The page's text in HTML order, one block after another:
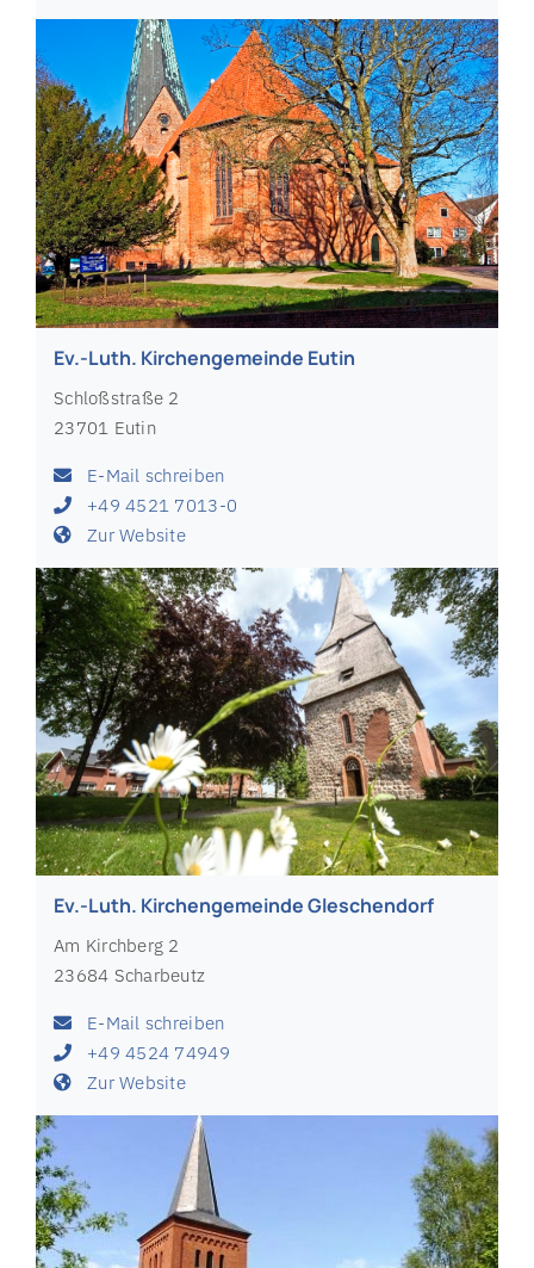
Ev.-Luth. Kirchengemeinde Eutin
Schloßstraße 2
23701 Eutin
E-Mail schreiben
+49 4521 7013-0
Zur Website
Ev.-Luth. Kirchengemeinde Gleschendorf
Am Kirchberg 2
23684 Scharbeutz
E-Mail schreiben
+49 4524 74949
Zur Website